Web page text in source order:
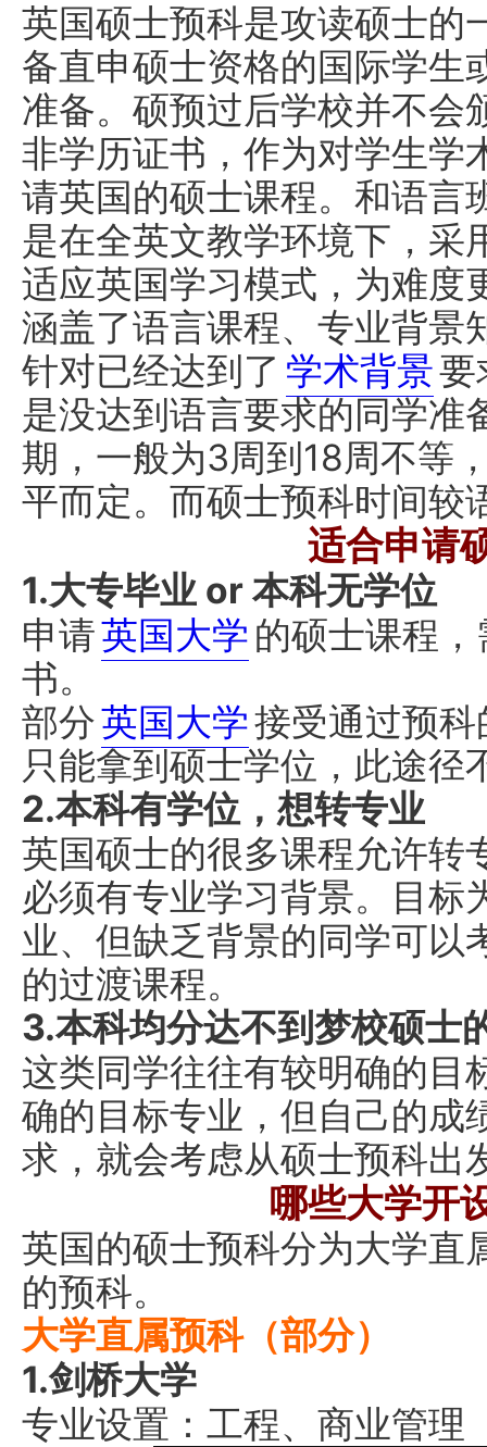
英国硕士预科是攻读硕士的
备直申硕士资格的国际学生
准备。硕预过后学校并不会
非学历证书，作为对学生学
请英国的硕士课程。和语言
是在全英文教学环境下，采
适应英国学习模式，为难度
涵盖了语言课程、专业背景
针对已经达到了 学术背景要
是没达到语言要求的同学准
期，一般为3周到18周不等
平而定。而硕士预科时间较
适合申请
1.大专毕业 or 本科无学位
申请英国大学 的硕士课程
书。
部分英国大学接受通过预
只能拿到硕士学位，此途径
2.本科有学位，想转专业
英国硕士的很多课程允许转
必须有专业学习背景。目标
业、但缺乏背景的同学可以
的过渡课程。
3.本科均分达不到梦校硕士
这类同学往往有较明确的目
确的目标专业，但自己的成
求，就会考虑从硕士预科出
哪些大学开
英国的硕士预科分为大学直
的预科。
大学直属预科（部分）
1.剑桥大学
专业设置：工程、商业管理